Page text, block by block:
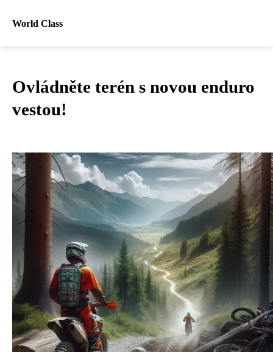
World Class
Ovládněte terén s novou enduro
vestou!